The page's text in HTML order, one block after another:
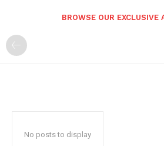
BROWSE OUR EXCLUSIVE
No posts to display